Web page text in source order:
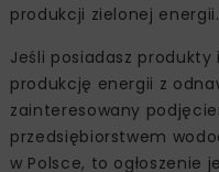
produkcji zielonej energii.
Jeśli posiadasz
produkcję energii z
zainteresowany
przedsiębiorstwem
w Polsce, to ogłoszenie